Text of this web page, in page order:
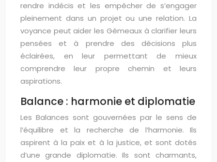
rendre indécis et les empêcher de s’engager
pleinement dans un projet ou une relation. La
voyance peut aider les Gémeaux à clarifier leurs
pensées et à prendre des décisions plus
éclairées, en leur permettant de mieux
comprendre leur propre chemin et leurs
aspirations.
Balance : harmonie et diplomatie
Les Balances sont gouvernées par le sens de
l’équilibre et la recherche de l’harmonie. Ils
aspirent à la paix et à la justice, et sont dotés
d’une grande diplomatie. Ils sont charmants,